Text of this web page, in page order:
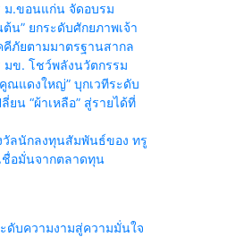
ม.ขอนแก่น จัดอบรม
น” ยกระดับศักยภาพเจ้า
ภัยตามมาตรฐานสากล
มข. โชว์พลังนวัตกรรม
ณแดงใหญ่” บุกเวทีระดับ
ยน “ผ้าเหลือ” สู่รายได้ที่
วัลนักลงทุนสัมพันธ์ของ ทรู
ชื่อมั่นจากตลาดทุน
ะดับความงามสู่ความมั่นใจ